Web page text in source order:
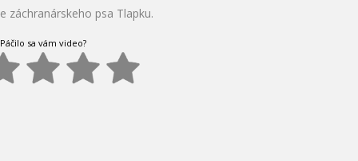
záchranárskeho psa Tlapku.
Páčilo sa vám video?